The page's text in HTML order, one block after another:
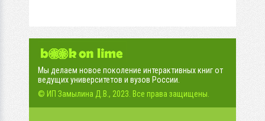
Мы делаем новое поколение интерактивных книг от
ведущих университетов и вузов России.
© ИП Замылина Д.В., 2023. Все права защищены.